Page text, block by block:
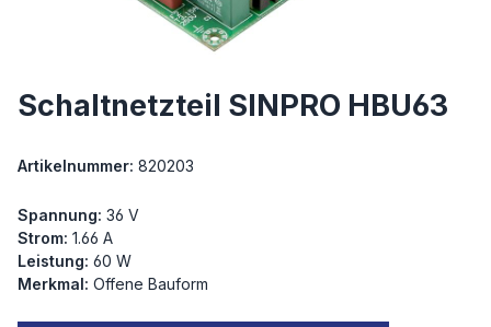
Schaltnetzteil SINPRO HBU63
Artikelnummer: 820203
Spannung: 36 V
Strom: 1.66 A
Leistung: 60 W
Merkmal: Offene Bauform